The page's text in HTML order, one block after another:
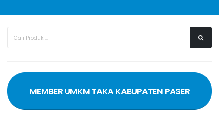
MEMBER UMKM TAKA KABUPATEN PASER